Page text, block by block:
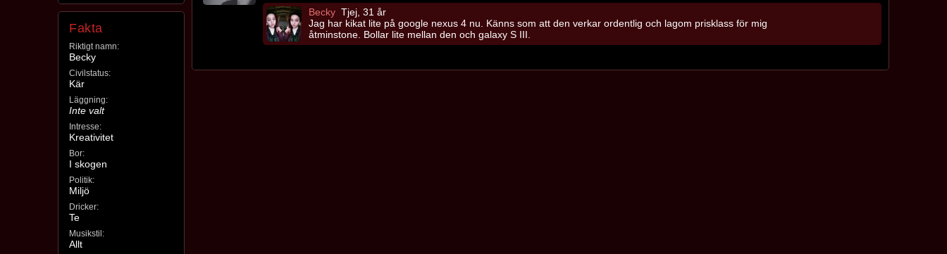
Fakta
Riktigt namn:
Becky
Civilstatus:
Kär
Läggning:
Inte valt
Intresse:
Kreativitet
Bor:
I skogen
Politik:
Miljö
Dricker:
Te
Musikstil:
Allt
Becky Tjej, 31 år
Jag har kikat lite på google nexus 4 nu. Känns som att den verkar ordentlig och lagom prisklass för mig
åtminstone. Bollar lite mellan den och galaxy S III.